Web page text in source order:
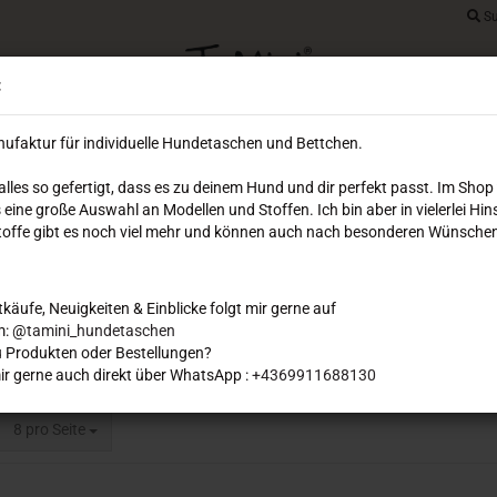
für individuelle Hundetaschen und Bettchen.
so gefertigt, dass es zu deinem Hund und dir perfekt passt. Im
eine große Auswahl an Modellen und Stoffen. Ich bin aber in vielerlei
gibt es noch viel mehr und können auch nach besonderen
Neuigkeiten & Einblicke folgt mir gerne auf
@tamini_hundetaschen
Produkten oder Bestellungen?
gerne auch direkt über WhatsApp :+4369911688130
0,00 EUR
DREAMIES FLUGTASCHEN HUNDETASCHEN
8 pro Seite
pro Seite